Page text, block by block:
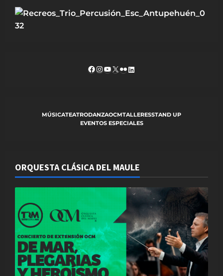
a
Facebook
Instagram
YouTube
X FlickrLinkedIn
MÚSICATEATRODANZAOCMTALLERESSTAND UP
EVENTOS ESPECIALES
ORQUESTA CLÁSICA DEL MAULE